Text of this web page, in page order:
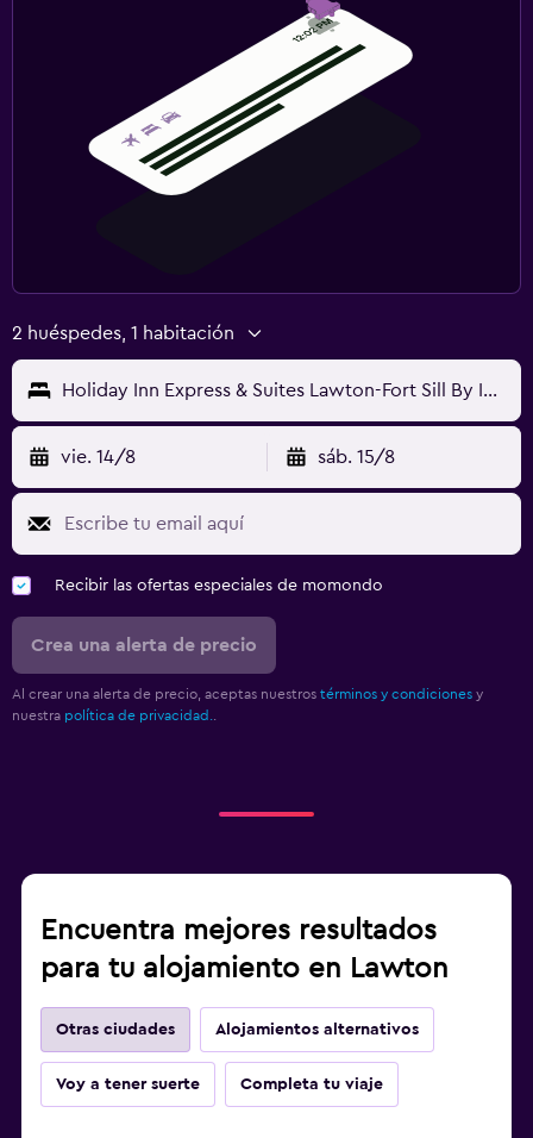
2 huéspedes, 1 habitación
Holiday Inn Express & Suites Lawton-Fort Sill By IHG
vie. 14/8 sáb. 15/8
Recibir las ofertas especiales de momondo
Crea una alerta de precio
Al crear una alerta de precio, aceptas nuestros términos y condiciones y
nuestra política de privacidad.
Encuentra mejores resultados
para tu alojamiento en Lawton
Otras ciudades Alojamientos alternativos
Voy a tener suerte Completa tu viaje